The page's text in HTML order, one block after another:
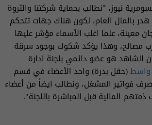
نيوز، "نطالب بحماية شركتنا والثروة
بالمال العام، لكون هناك جهات تتحكم
معينة، علما اغلب الأسماء مؤشر عليها
مصالح، وهذا يؤكد شكوك بوجود سرقة
الشاهد هو عضو دائمي بلجنة ادارة
واسط(حقل بدرة) واحد الأعضاء في قسم
فواتير المشغل، ونطالب ايضاً من أعضاء
المالية قبل المباشرة باللجنة".